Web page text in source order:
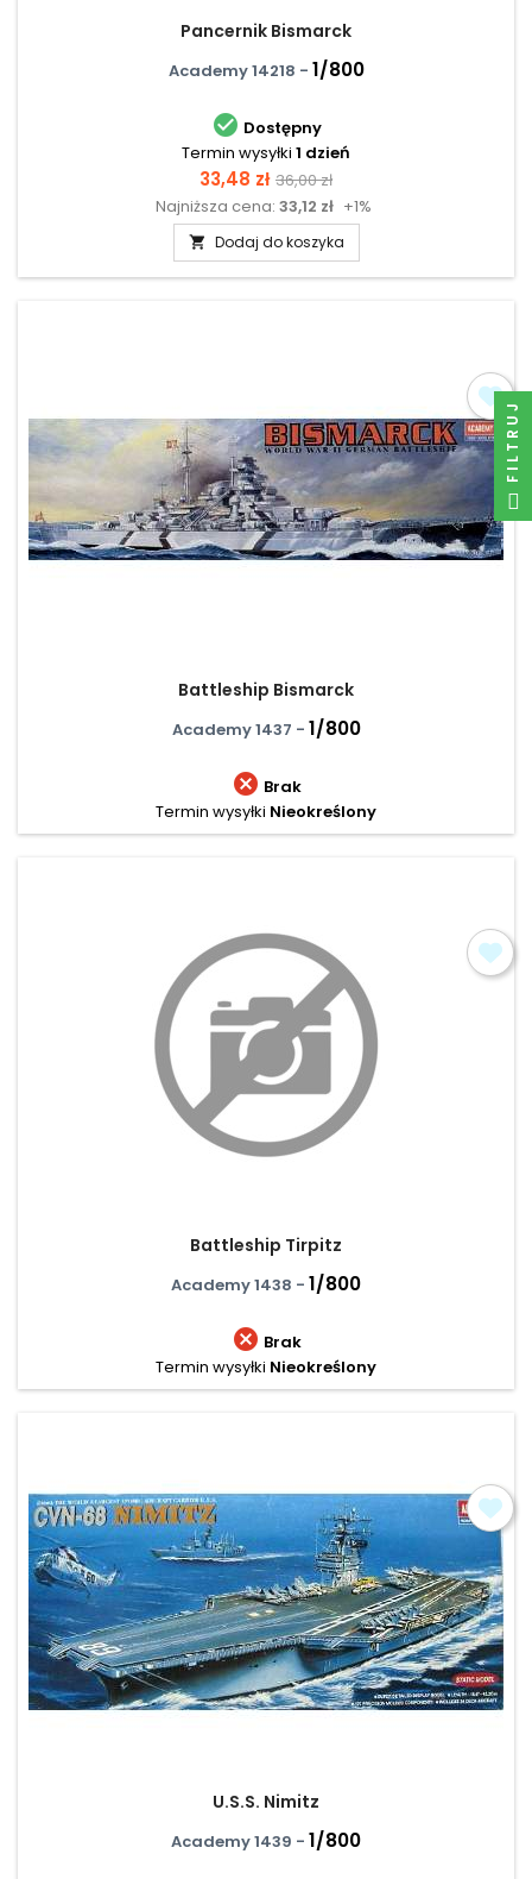
Pancernik Bismarck
Academy 14218 - 1/800
 Dostępny
Termin wysyłki 1 dzień
Cena
33,48 zł Cena
podstawowa
36,00 zł
Najniższa cena: 33,12 zł +1%
 Dodaj do koszyka
Battleship Bismarck
Academy 1437 - 1/800
 Brak
Termin wysyłki Nieokreślony
Battleship Tirpitz
Academy 1438 - 1/800
 Brak
Termin wysyłki Nieokreślony
U.S.S. Nimitz
Academy 1439 - 1/800
FILTRUJ